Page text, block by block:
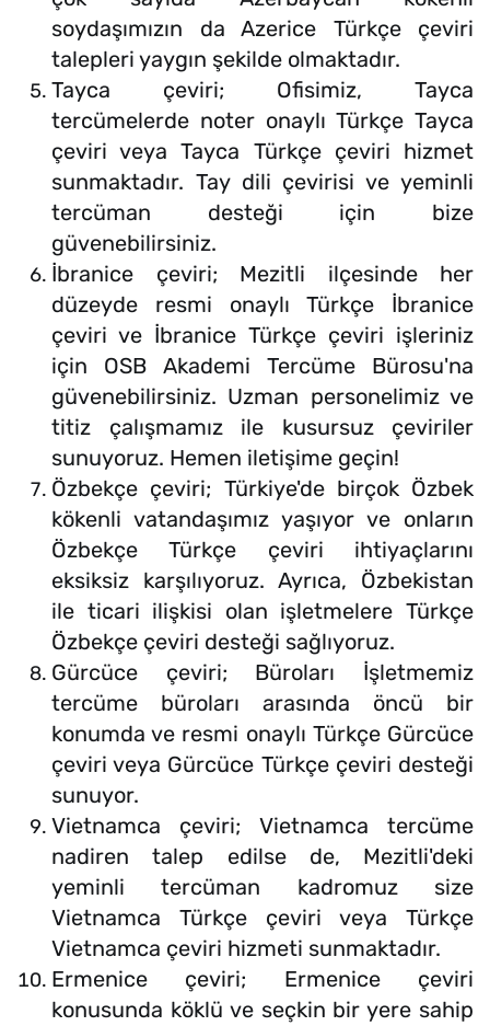
soydaşımızın da Azerice Türkçe çeviri
talepleri yaygın şekilde olmaktadır.
Tayca çeviri; Ofisimiz, Tayca
tercümelerde noter onaylı Türkçe Tayca
çeviri veya Tayca Türkçe çeviri hizmet
sunmaktadır. Tay dili çevirisi ve yeminli
tercüman desteği için bize
güvenebilirsiniz.
İbranice çeviri; Mezitli ilçesinde her
düzeyde resmi onaylı Türkçe İbranice
çeviri ve İbranice Türkçe çeviri işleriniz
için OSB Akademi Tercüme Bürosu'na
güvenebilirsiniz. Uzman personelimiz ve
titiz çalışmamız ile kusursuz çeviriler
sunuyoruz. Hemen iletişime geçin!
Özbekçe çeviri; Türkiye'de birçok Özbek
kökenli vatandaşımız yaşıyor ve onların
Özbekçe Türkçe çeviri ihtiyaçlarını
eksiksiz karşılıyoruz. Ayrıca, Özbekistan
ile ticari ilişkisi olan işletmelere Türkçe
Özbekçe çeviri desteği sağlıyoruz.
Gürcüce çeviri; Büroları İşletmemiz
tercüme büroları arasında öncü bir
konumda ve resmi onaylı Türkçe Gürcüce
çeviri veya Gürcüce Türkçe çeviri desteği
sunuyor.
Vietnamca çeviri; Vietnamca tercüme
nadiren talep edilse de, Mezitli'deki
yeminli tercüman kadromuz size
Vietnamca Türkçe çeviri veya Türkçe
Vietnamca çeviri hizmeti sunmaktadır.
Ermenice çeviri; Ermenice çeviri
konusunda köklü ve seçkin bir yere sahip